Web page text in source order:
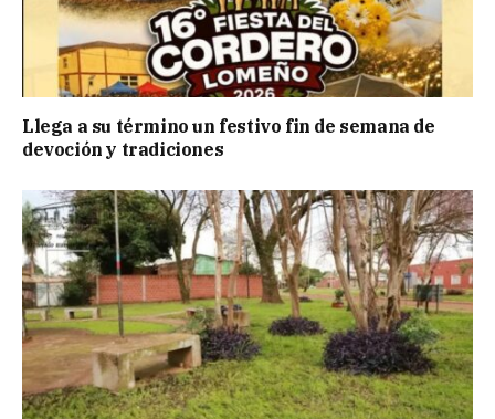
Llega a su término un festivo fin de semana de
devoción y tradiciones